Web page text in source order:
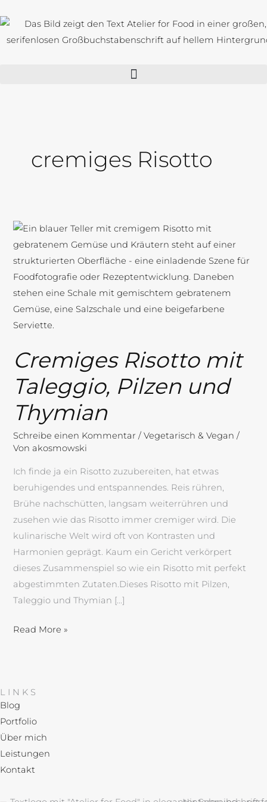
Inhalt
springen
cremiges Risotto
Cremiges Risotto mit
Taleggio, Pilzen und
Thymian
Schreibe einen Kommentar /Vegetarisch & Vegan /
Von akosmowski
Ich finde ja ein Risotto zuzubereiten, hat etwas
beruhigendes und entspannendes. Reis rühren,
Brühe nachschütten, langsam weiterrühren und
zusehen wie das Risotto immer cremiger wird. Die
kulinarische Welt wird oft von Kontrasten und
Harmonien geprägt. Kaum ein Gericht verkörpert
dieses Zusammenspiel so wie ein Risotto mit perfekt
abgestimmten Zutaten.Dieses Risotto mit Pilzen,
Taleggio und Thymian […]
Cremiges
Risotto
mit
Taleggio,
Pilzen
und
Thymian
Read More »
LINKS
Blog
Portfolio
Über mich
Leistungen
Kontakt